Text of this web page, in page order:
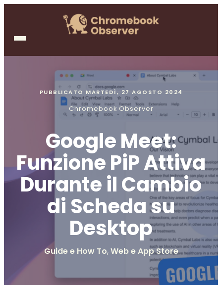
PUBBLICATO MARTEDÌ, 27 AGOSTO 2024
Chromebook Observer
Google Meet:
Funzione PiP Attiva
Durante il Cambio
di Scheda su
Desktop
Guide e How To,Web e App Store